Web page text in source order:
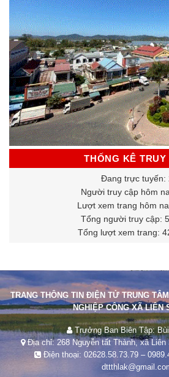
THỐNG KÊ TRUY
Đang trực tuyến:
Người truy cập hôm
Lượt xem trang hôm
Tổng người truy cập:
Tổng lượt xem trang:
TRANG THÔNG TIN ĐIỆN TỬ TRUNG
NGHIỆP CÔNG XÃ LIÊN
Trưởng Ban Biên Tập:
Địa chỉ: 268 Nguyễn tất Thành, xã
Điện thoại: 02628.58.73.79 –